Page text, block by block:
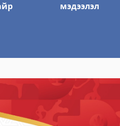
газар
мэдээлэл